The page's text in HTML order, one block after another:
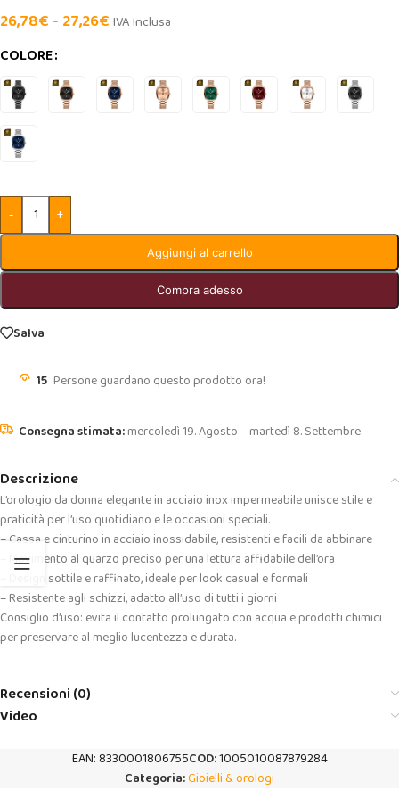
26,78€ - 27,26€ IVA Inclusa
COLORE
- +
Aggiungi al carrello
Compra adesso
Salva
15 Persone guardano questo prodotto ora!
mercoledì 19. Agosto – martedì 8. Settembre
Descrizione
L’orologio da donna elegante in acciaio inox impermeabile unisce stile e
praticità per l’uso quotidiano e le occasioni speciali.
– Cassa e cinturino in acciaio inossidabile, resistenti e facili da abbinare
– Movimento al quarzo preciso per una lettura affidabile dell’ora
– Design sottile e raffinato, ideale per look casual e formali
– Resistente agli schizzi, adatto all’uso di tutti i giorni
Consiglio d’uso: evita il contatto prolungato con acqua e prodotti chimici
per preservare al meglio lucentezza e durata.
Recensioni (0)
Video
EAN:8330001806755COD:1005010087879284
Categoria:Gioielli & orologi